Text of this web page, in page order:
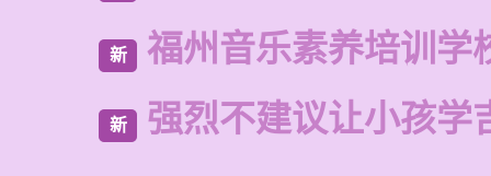
新 福州音乐素养培训学
新 强烈不建议让小孩学